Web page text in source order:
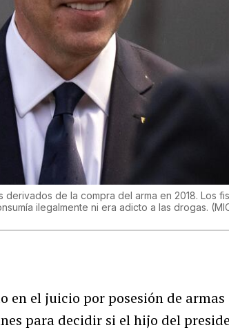
de la compra del arma en 2018. Los
ilegalmente ni era adicto a las drogas. (
en el juicio por posesión de
para decidir si el hijo del